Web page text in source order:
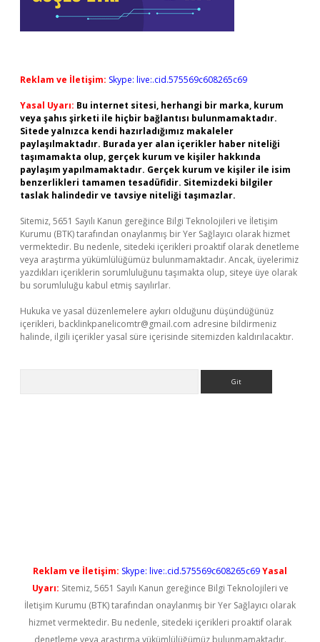
Reklam ve İletişim: Skype: live:.cid.575569c608265c69
Yasal Uyarı: Bu internet sitesi, herhangi bir marka, kurum
veya şahıs şirketi ile hiçbir bağlantısı bulunmamaktadır.
Sitede yalnızca kendi hazırladığımız makaleler
paylaşılmaktadır. Burada yer alan içerikler haber niteliği
taşımamakta olup, gerçek kurum ve kişiler hakkında
paylaşım yapılmamaktadır. Gerçek kurum ve kişiler ile isim
benzerlikleri tamamen tesadüfidir. Sitemizdeki bilgiler
taslak halindedir ve tavsiye niteliği taşımazlar.
Sitemiz, 5651 Sayılı Kanun gereğince Bilgi Teknolojileri ve İletişim
Kurumu (BTK) tarafından onaylanmış bir Yer Sağlayıcı olarak hizmet
vermektedir. Bu nedenle, sitedeki içerikleri proaktif olarak denetleme
veya araştırma yükümlülüğümüz bulunmamaktadır. Ancak, üyelerimiz
yazdıkları içeriklerin sorumluluğunu taşımakta olup, siteye üye olarak
bu sorumluluğu kabul etmiş sayılırlar.
Hukuka ve yasal düzenlemelere aykırı olduğunu düşündüğünüz
içerikleri, backlinkpanelicomtr@gmail.com adresine bildirmeniz
halinde, ilgili içerikler yasal süre içerisinde sitemizden kaldırılacaktır.
Reklam ve İletişim: Skype: live:.cid.575569c608265c69Yasal
Uyarı: Sitemiz, 5651 Sayılı Kanun gereğince Bilgi Teknolojileri ve
İletişim Kurumu (BTK) tarafından onaylanmış bir Yer Sağlayıcı olarak
hizmet vermektedir. Bu nedenle, sitedeki içerikleri proaktif olarak
denetleme veya araştırma yükümlülüğümüz bulunmamaktadır.